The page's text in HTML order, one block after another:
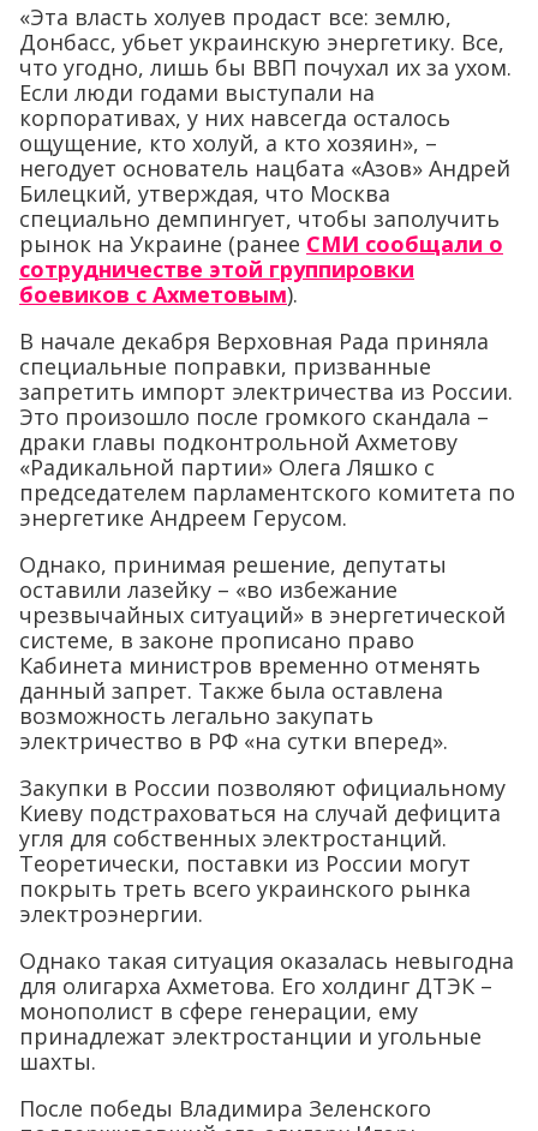
«Эта власть холуев продаст все: землю,
Донбасс, убьет украинскую энергетику. Все,
что угодно, лишь бы ВВП почухал их за ухом.
Если люди годами выступали на
корпоративах, у них навсегда осталось
ощущение, кто холуй, а кто хозяин», –
негодует основатель нацбата «Азов» Андрей
Билецкий, утверждая, что Москва
специально демпингует, чтобы заполучить
рынок на Украине (ранее СМИ сообщали о
сотрудничестве этой группировки
боевиков с Ахметовым).
В начале декабря Верховная Рада приняла
специальные поправки, призванные
запретить импорт электричества из России.
Это произошло после громкого скандала –
драки главы подконтрольной Ахметову
«Радикальной партии» Олега Ляшко с
председателем парламентского комитета по
энергетике Андреем Герусом.
Однако, принимая решение, депутаты
оставили лазейку – «во избежание
чрезвычайных ситуаций» в энергетической
системе, в законе прописано право
Кабинета министров временно отменять
данный запрет. Также была оставлена
возможность легально закупать
электричество в РФ «на сутки вперед».
Закупки в России позволяют официальному
Киеву подстраховаться на случай дефицита
угля для собственных электростанций.
Теоретически, поставки из России могут
покрыть треть всего украинского рынка
электроэнергии.
Однако такая ситуация оказалась невыгодна
для олигарха Ахметова. Его холдинг ДТЭК –
монополист в сфере генерации, ему
принадлежат электростанции и угольные
шахты.
После победы Владимира Зеленского